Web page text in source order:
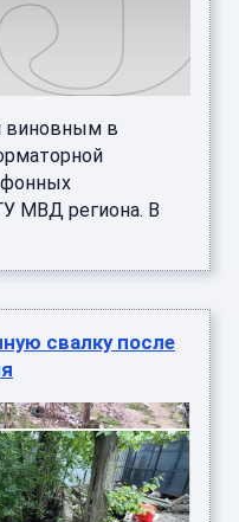
виновным в
МВД региона. В
свалку после